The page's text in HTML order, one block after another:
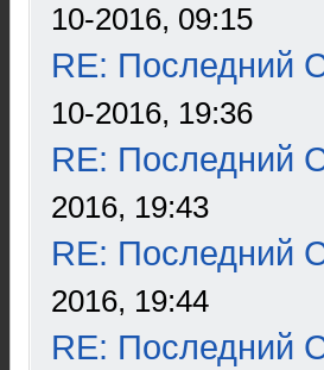
10-2016, 09:15
RE: Последний
10-2016, 19:36
RE: Последний
2016, 19:43
RE: Последний
2016, 19:44
RE: Последний